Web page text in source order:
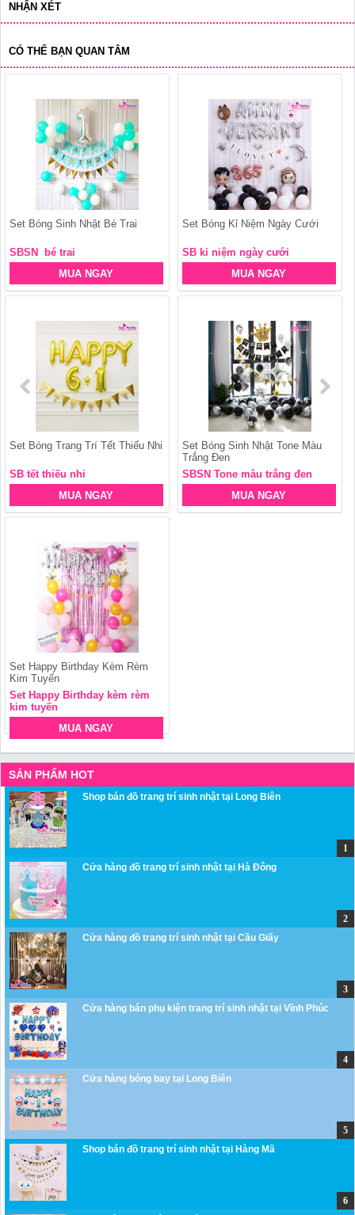
NHẬN XÉT
CÓ THỂ BẠN QUAN TÂM
Set Bóng Sinh Nhật Bé Trai
SBSN bé trai
MUA NGAY
Set Bóng Kỉ Niệm Ngày Cưới
SB kỉ niệm ngày cưới
MUA NGAY
Set Bóng Trang Trí Tết Thiếu Nhi
SB tết thiếu nhi
MUA NGAY
Set Bóng Sinh Nhật Tone Màu
Trắng Đen
SBSN Tone màu trắng đen
MUA NGAY
Set Happy Birthday Kèm Rèm
Kim Tuyến
Set Happy Birthday kèm rèm
kim tuyến
MUA NGAY
SẢN PHẨM HOT
Shop bán đồ trang trí sinh nhật tại Long Biên
Cửa hàng đồ trang trí sinh nhật tại Hà Đông
Cửa hàng đồ trang trí sinh nhật tại Cầu Giấy
Cửa hàng bán phụ kiện trang trí sinh nhật tại Vĩnh Phúc
Cửa hàng bóng bay tại Long Biên
Shop bán đồ trang trí sinh nhật tại Hàng Mã